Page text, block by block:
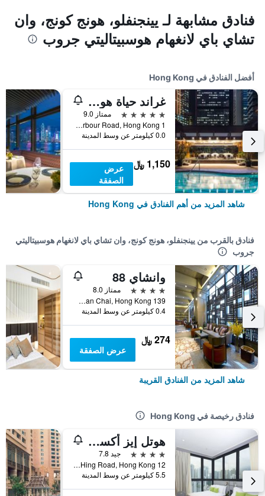
فنادق مشابهة لـ يينجنفلو، هونج كونج، وان
تشاي باي لانغهام هوسبيتاليتي جروب
أفضل الفنادق في Hong Kong
غراند حياة هونغ كونغ
5 نجوم
ممتاز 9.0
1 Harbour Road, Hong Kong, هونغ كونغ
0.0 كيلومتر عن وسط المدينة
1,150 ﷼
عرض
الصفقة
شاهد المزيد من أهم الفنادق في Hong Kong
فنادق بالقرب من يينجنفلو، هونج كونج، وان تشاي باي لانغهام هوسبيتاليتي
جروب
وانشاي 88
4 نجوم
ممتاز 8.0
139 Thomson Road, Wan Chai, Hong Kong, هونغ كونغ
0.4 كيلومتر عن وسط المدينة
274 ﷼
عرض الصفقة
شاهد المزيد من الفنادق القريبة
فنادق رخيصة في Hong Kong
هوتل إيز أكسيس تسين وان
4 نجوم
جيد 7.8
12 Ka Hing Road, Hong Kong, هونغ كونغ
5.5 كيلومتر عن وسط المدينة